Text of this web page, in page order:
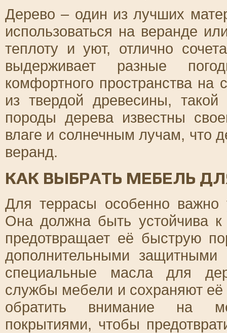
Дерево – один из лучших
использоваться на веранде
теплоту и уют, отлично
выдерживает разные
комфортного пространства
из твердой древесины,
породы дерева известны
влаге и солнечным лучам, что
веранд.
КАК ВЫБРАТЬ МЕБЕЛЬ
Для террасы особенно важно
Она должна быть устойчива к
предотвращает её быструю
дополнительными
специальные масла для
службы мебели и сохраняют её
обратить внимание на
покрытиями, чтобы